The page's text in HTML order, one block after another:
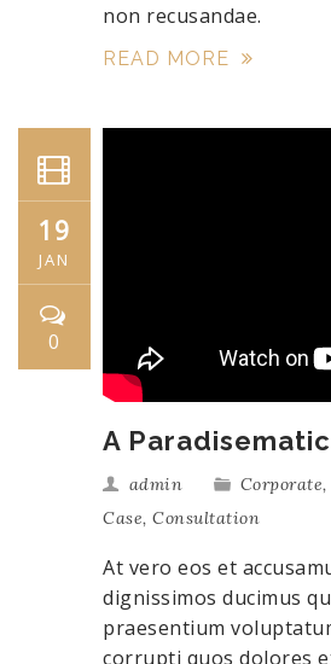
non recusandae.
READ MORE
19
JAN
0
A
admin Corporate,
Case, Consultation
At vero eos et
dignissimos ducimus
praesentium
corrupti quos dolores